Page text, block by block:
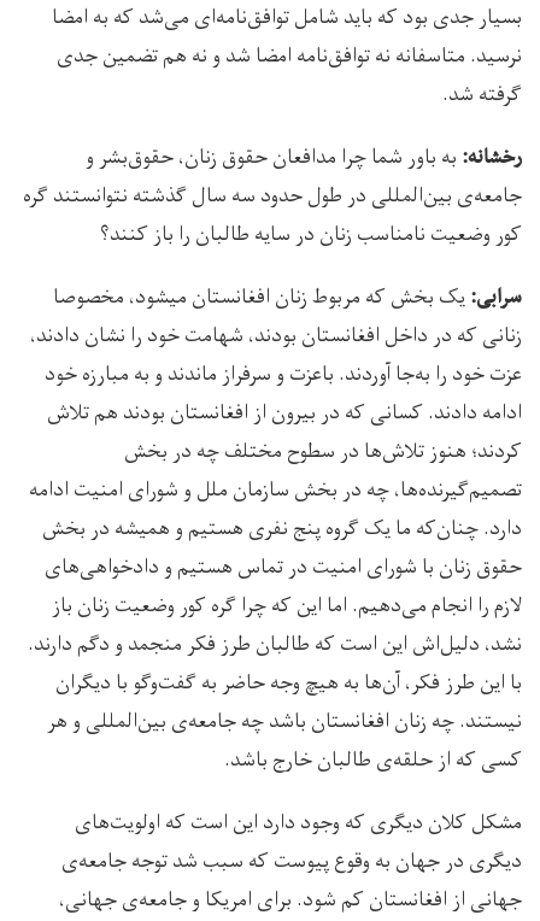
بسیار جدی بود که باید شامل توافق‌نامه‌ای می‌شد که به امضا
نرسید. متاسفانه نه توافق‌نامه امضا شد و نه هم تضمین جدی
گرفته شد.
رخشانه: به باور شما چرا مدافعان حقوق زنان، حقوق‌بشر و
جامعه‌ی بین‌المللی در طول حدود سه سال گذشته نتوانستند گره
کور وضعیت نامناسب زنان در سایه طالبان را باز کنند؟
سرابی:یک بخش که مربوط زنان افغانستان می­شود، مخصوصا
زنانی که در داخل افغانستان بودند، شهامت خود را نشان دادند،
عزت خود را به‌جا آوردند. باعزت و سرفراز ماندند و به مبارزه خود
ادامه دادند. کسانی که در بیرون از افغانستان بودند هم تلاش‌
کردند؛ هنوز تلاش‌ها در سطوح مختلف چه در بخش
تصمیم‌گیرنده‌ها، چه در بخش سازمان ملل و شورای امنیت ادامه
دارد. چنان‌که ما یک گروه پنج نفری هستیم و همیشه در بخش
حقوق زنان با شورای امنیت در تماس هستیم و دادخواهی‌های
لازم را انجام می‌دهیم. اما این که چرا گره کور وضعیت زنان باز
نشد، دلیل‌اش این است که طالبان طرز فکر منجمد و دگم دارند.
با این طرز فکر، آن‌ها به هیچ وجه حاضر به گفت‌وگو با دیگران
نیستند. چه زنان افغانستان باشد چه جامعه‌ی بین‌المللی و هر
کسی که از حلقه‌ی طالبان خارج باشد.
مشکل کلان دیگری که وجود دارد این است که اولویت‌های
دیگری در جهان به وقوع پیوست که سبب شد توجه جامعه‌ی
جهانی از افغانستان کم شود. برای امریکا و جامعه‌ی جهانی،